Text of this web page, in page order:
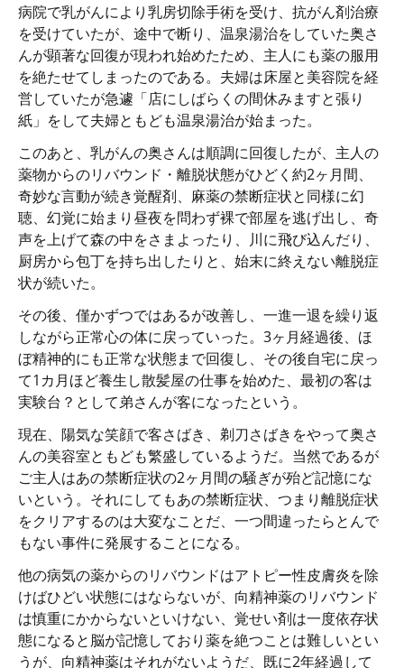
病院で乳がんにより乳房切除手術を受け、抗がん剤治療
を受けていたが、途中で断り、温泉湯治をしていた奥さ
んが顕著な回復が現われ始めたため、主人にも薬の服用
を絶たせてしまったのである。夫婦は床屋と美容院を経
営していたが急遽「店にしばらくの間休みますと張り
紙」をして夫婦ともども温泉湯治が始まった。
このあと、乳がんの奥さんは順調に回復したが、主人の
薬物からのリバウンド・離脱状態がひどく約2ヶ月間、
奇妙な言動が続き覚醒剤、麻薬の禁断症状と同様に幻
聴、幻覚に始まり昼夜を問わず裸で部屋を逃げ出し、奇
声を上げて森の中をさまよったり、川に飛び込んだり、
厨房から包丁を持ち出したりと、始末に終えない離脱症
状が続いた。
その後、僅かずつではあるが改善し、一進一退を繰り返
しながら正常心の体に戻っていった。3ヶ月経過後、ほ
ぼ精神的にも正常な状態まで回復し、その後自宅に戻っ
て1カ月ほど養生し散髪屋の仕事を始めた、最初の客は
実験台？として弟さんが客になったという。
現在、陽気な笑顔で客さばき、剃刀さばきをやって奥さ
んの美容室ともども繁盛しているようだ。当然であるが
ご主人はあの禁断症状の2ヶ月間の騒ぎが殆ど記憶にな
いという。それにしてもあの禁断症状、つまり離脱症状
をクリアするのは大変なことだ、一つ間違ったらとんで
もない事件に発展することになる。
他の病気の薬からのリバウンドはアトピー性皮膚炎を除
けばひどい状態にはならないが、向精神薬のリバウンド
は慎重にかからないといけない、覚せい剤は一度依存状
態になると脳が記憶しており薬を絶つことは難しいとい
うが、向精神薬はそれがないようだ、既に2年経過して